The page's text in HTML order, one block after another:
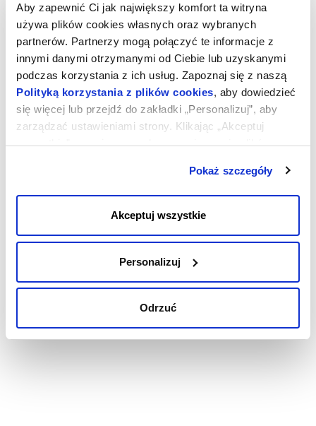
Aby zapewnić Ci jak największy komfort ta witryna
używa plików cookies własnych oraz wybranych
partnerów. Partnerzy mogą połączyć te informacje z
innymi danymi otrzymanymi od Ciebie lub uzyskanymi
podczas korzystania z ich usług. Zapoznaj się z naszą
Polityką korzystania z plików cookies, aby dowiedzieć
się więcej lub przejdź do zakładki „Personalizuj”, aby
zarządzać ustawieniami strony. Klikając „Akceptuj
wszystkie”, wyrażasz zgodę na zapisywanie plików
akceptujesz przechowywanie tylko niezbędnych plików
cookies.
Pokaż szczegóły
Akceptuj wszystkie
Personalizuj
Odrzuć
przewiń stronę do sekcjiZarządzanie Usługami;
kliknij przycisk
PRZEJDŹ DO PANELU
, znajdujący się z prawej
strony od wpisuVeeam Service Provider.